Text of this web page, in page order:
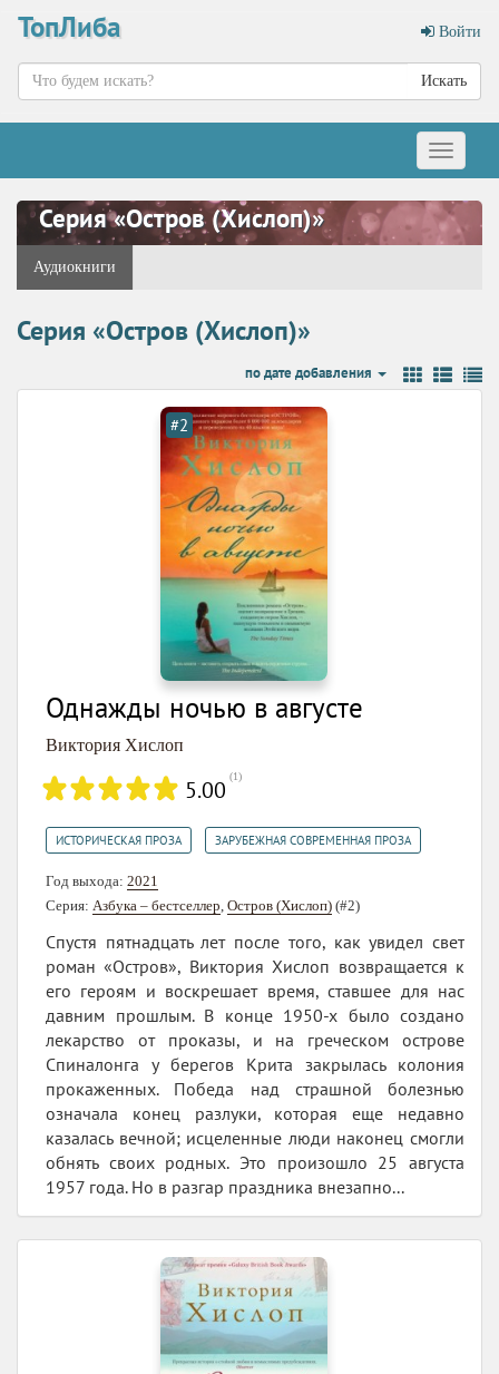
ТопЛиба Войти
Искать
Меню
Серия «Остров (Хислоп)»
Аудиокниги
Серия «Остров (Хислоп)»
по дате добавления
#2
Однажды ночью в августе
Виктория Хислоп
5.00 (1)
ИСТОРИЧЕСКАЯ ПРОЗА ЗАРУБЕЖНАЯ СОВРЕМЕННАЯ ПРОЗА
Год выхода: 2021
Серия: Азбука – бестселлер Остров (Хислоп) (#2)
Спустя пятнадцать лет после того, как увидел свет
роман «Остров», Виктория Хислоп возвращается к
его героям и воскрешает время, ставшее для нас
давним прошлым. В конце 1950-х было создано
лекарство от проказы, и на греческом острове
Спиналонга у берегов Крита закрылась колония
прокаженных. Победа над страшной болезнью
означала конец разлуки, которая еще недавно
казалась вечной; исцеленные люди наконец смогли
обнять своих родных. Это произошло 25 августа
1957 года. Но в разгар праздника внезапно...